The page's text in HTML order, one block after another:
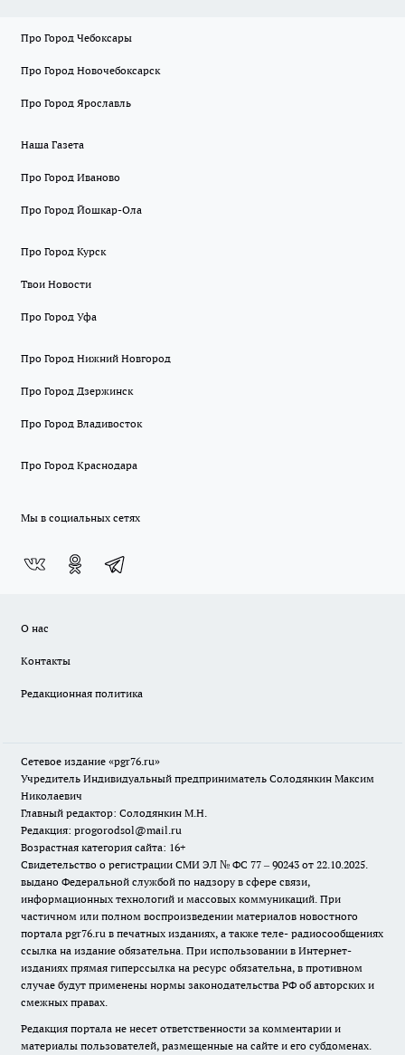
Про Город Чебоксары
Про Город Новочебоксарск
Про Город Ярославль
Наша Газета
Про Город Иваново
Про Город Йошкар-Ола
Про Город Курск
Твои Новости
Про Город Уфа
Про Город Нижний Новгород
Про Город Дзержинск
Про Город Владивосток
Про Город Краснодара
Мы в социальных сетях
О нас
Контакты
Редакционная политика
Сетевое издание «pgr76.ru»
Учредитель Индивидуальный предприниматель Солодянкин Максим
Николаевич
Главный редактор: Солодянкин М.Н.
Редакция: progorodsol@mail.ru
Возрастная категория сайта: 16+
Свидетельство о регистрации СМИ ЭЛ № ФС 77 – 90243 от 22.10.2025.
выдано Федеральной службой по надзору в сфере связи,
информационных технологий и массовых коммуникаций. При
частичном или полном воспроизведении материалов новостного
портала pgr76.ru в печатных изданиях, а также теле- радиосообщениях
ссылка на издание обязательна. При использовании в Интернет-
изданиях прямая гиперссылка на ресурс обязательна, в противном
случае будут применены нормы законодательства РФ об авторских и
смежных правах.
Редакция портала не несет ответственности за комментарии и
материалы пользователей, размещенные на сайте и его субдоменах.